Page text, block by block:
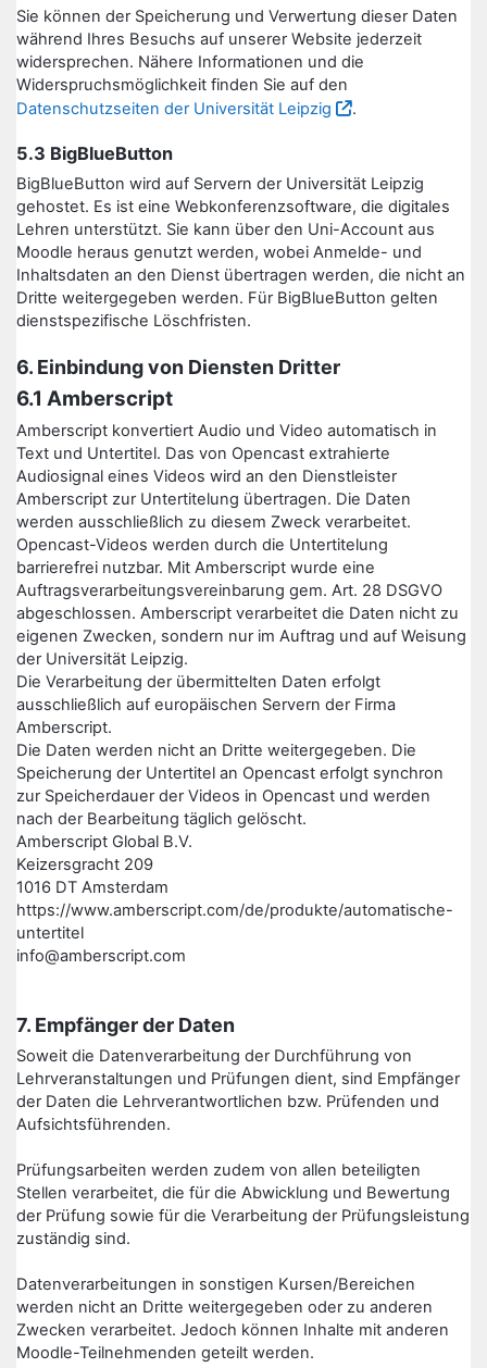
Sie können der Speicherung und Verwertung dieser Daten
während Ihres Besuchs auf unserer Website jederzeit
widersprechen. Nähere Informationen und die
Widerspruchsmöglichkeit finden Sie auf den
Datenschutzseiten der Universität Leipzig
.
5.3 BigBlueButton
BigBlueButton wird auf Servern der Universität Leipzig
gehostet. Es ist eine Webkonferenzsoftware, die digitales
Lehren unterstützt. Sie kann über den Uni-Account aus
Moodle heraus genutzt werden, wobei Anmelde- und
Inhaltsdaten an den Dienst übertragen werden, die nicht an
Dritte weitergegeben werden. Für BigBlueButton gelten
dienstspezifische Löschfristen.
6. Einbindung von Diensten Dritter
6.1 Amberscript
Amberscript konvertiert Audio und Video automatisch in
Text und Untertitel. Das von Opencast extrahierte
Audiosignal eines Videos wird an den Dienstleister
Amberscript zur Untertitelung übertragen. Die Daten
werden ausschließlich zu diesem Zweck verarbeitet.
Opencast-Videos werden durch die Untertitelung
barrierefrei nutzbar. Mit Amberscript wurde eine
Auftragsverarbeitungsvereinbarung gem. Art. 28 DSGVO
abgeschlossen. Amberscript verarbeitet die Daten nicht zu
eigenen Zwecken, sondern nur im Auftrag und auf Weisung
der Universität Leipzig.
Die Verarbeitung der übermittelten Daten erfolgt
ausschließlich auf europäischen Servern der Firma
Amberscript.
Die Daten werden nicht an Dritte weitergegeben. Die
Speicherung der Untertitel an Opencast erfolgt synchron
zur Speicherdauer der Videos in Opencast und werden
nach der Bearbeitung täglich gelöscht.
Amberscript Global B.V.
Keizersgracht 209
1016 DT Amsterdam
https://www.amberscript.com/de/produkte/automatische-
untertitel
info@amberscript.com
7. Empfänger der Daten
Soweit die Datenverarbeitung der Durchführung von
Lehrveranstaltungen und Prüfungen dient, sind Empfänger
der Daten die Lehrverantwortlichen bzw. Prüfenden und
Aufsichtsführenden.
Prüfungsarbeiten werden zudem von allen beteiligten
Stellen verarbeitet, die für die Abwicklung und Bewertung
der Prüfung sowie für die Verarbeitung der Prüfungsleistung
zuständig sind.
Datenverarbeitungen in sonstigen Kursen/Bereichen
werden nicht an Dritte weitergegeben oder zu anderen
Zwecken verarbeitet. Jedoch können Inhalte mit anderen
Moodle-Teilnehmenden geteilt werden.